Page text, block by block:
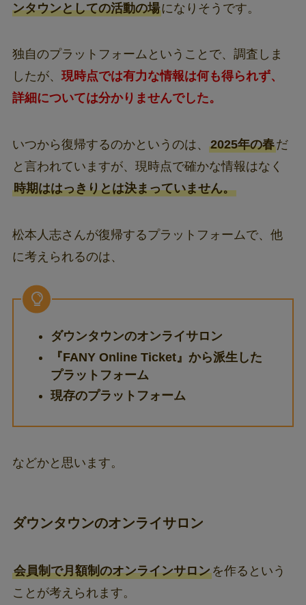
ンタウンとしての活動の場になりそうです。
独自のプラットフォームということで、調査しま
したが、 現時点では有力な情報は何も得られず、
詳細については分かりませんでした。
いつから復帰するのかというのは、 2025年の春だ
と言われていますが、現時点で確かな情報はなく
時期ははっきりとは決まっていません。
松本人志さんが復帰するプラットフォームで、他
に考えられるのは、
ダウンタウンのオンライサロン
『FANY Online Ticket』から派生した
プラットフォーム
現存のプラットフォーム
などかと思います。
ダウンタウンのオンライサロン
会員制で月額制のオンラインサロンを作るという
ことが考えられます。